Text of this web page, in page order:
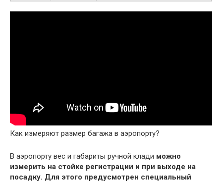
Как измеряют размер багажа в аэропорту?
В аэропорту вес и габариты ручной клади можно
измерить на стойке регистрации и при выходе на
посадку. Для этого предусмотрен специальный